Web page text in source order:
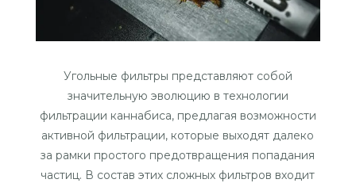
Угольные фильтры представляют собой
значительную эволюцию в технологии
фильтрации каннабиса, предлагая возможности
активной фильтрации, которые выходят далеко
за рамки простого предотвращения попадания
частиц. В состав этих сложных фильтров входит